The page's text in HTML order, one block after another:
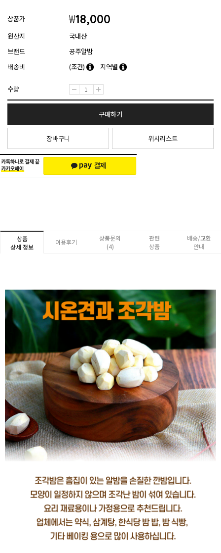
상품가 ₩18,000
원산지
국내산
브랜드
공주알밤
배송비
(조건) 지역별
수량
구매하기
장바구니 위시리스트
상품
상세 정보
이용후기
상품문의
(4)
관련
상품
배송/교환
안내